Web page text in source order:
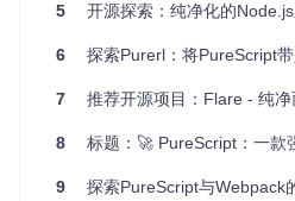
具。
正。
多格式化工具支持
：允许开发
purs-tidy
、 purty
。
灵活的版本支持：保证对当前及
5 开源探索：纯净化的Node.js
6 探索Purerl：将PureScript
7 推荐开源项目：Flare - 纯
8 标题：🚀 PureScript：一款
9 探索PureScript与Webpack的完